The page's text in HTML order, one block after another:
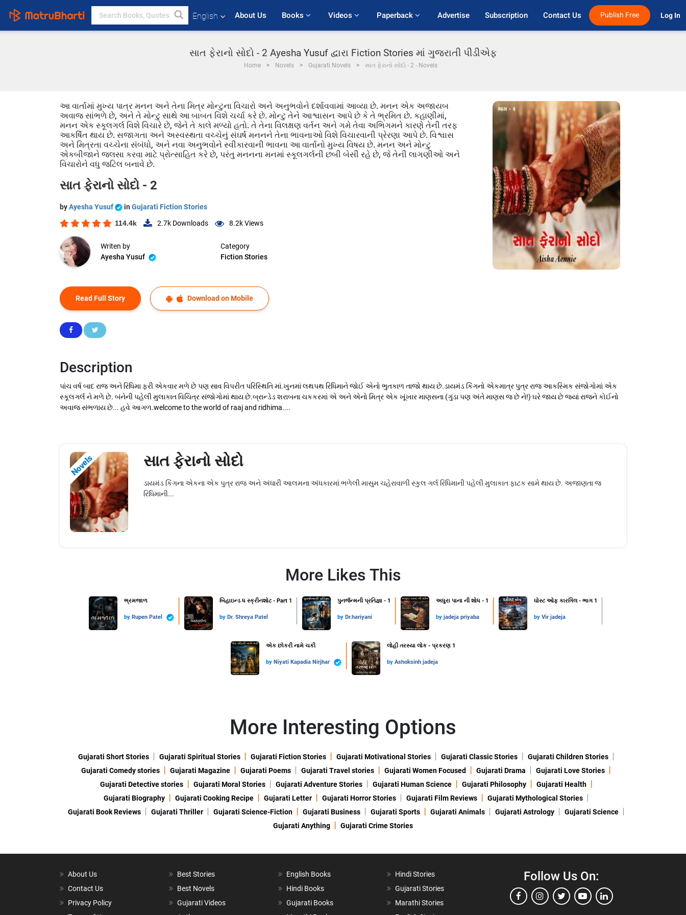
English About Us Books Videos Paperback Advertise Subscription Contact Us Publish Free Log In
સાત ફેરાનો સોદો - 2 Ayesha Yusuf દ્વારા Fiction Stories માં ગુજરાતી પીડીએફ
Home Novels Gujarati Novels સાત ફેરાનો સોદો - 2 - Novels
આ વાર્તામાં મુખ્ય પાત્ર મનન અને તેના મિત્ર મોન્ટુના વિચારો અને અનુભવોને દર્શાવવામાં આવ્યા છે. મનન એક અજાયબ
અવાજ સાંભળે છે, અને તે મોન્ટુ સાથે આ બાબત વિશે ચર્ચા કરે છે. મોન્ટુ તેને આશ્વાસન આપે છે કે તે ભ્રમિત છે. કહાણીમાં,
મનન એક સ્કૂલગર્લ વિશે વિચારે છે, જેને તે કાલે મળ્યો હતો. તે તેના વિલક્ષણ વર્તન અને ગમે તેવા અભિગમને કારણે તેની તરફ
આકર્ષિત થાય છે. સજાગતા અને અસ્વસ્થતા વચ્ચેનું સંઘર્ષ મનનને તેના ભાવનાઓ વિશે વિચારવાની પ્રેરણા આપે છે. વિશ્વાસ
અને મિત્રતા વચ્ચેના સંબંધો, અને નવા અનુભવોને સ્વીકારવાની ભાવના આ વાર્તાનો મુખ્ય વિષય છે. મનન અને મોન્ટુ
એકબીજાને જલસા કરવા માટે પ્રોત્સાહિત કરે છે, પરંતુ મનનના મનમાં સ્કૂલગર્લની છબી બેસી રહે છે, જે તેની લાગણીઓ અને
વિચારોને વધુ જટિલ બનાવે છે.
સાત ફેરાનો સોદો - 2
byAyesha Yusuf in Gujarati Fiction Stories
114.4k 2.7k Downloads 8.2kViews
Writen by
Ayesha Yusuf
Category
Fiction Stories
Read Full Story Download on Mobile
Description
પાંચ વર્ષ બાદ રાજ અને રિધિમા ફરી એકવાર મળે છે પણ સાવ વિપરીત પરિસ્થિતિ માં.ખુનમાં લથપથ રિધિમાને જોઈ એનો ભુતકાળ તાજો થાય છે.ડાયમંડ કિંગનો એકમાત્ર પુત્ર રાજ આકસ્મિક સંજોગોમાં એક
સ્કૂલગર્લ ને મળે છે. બંનેની પહેલી મુલાકાત વિચિત્ર સંજોગોમાં થાય છે.બ્રાન્ડેડ શરાબના ચકકરમાં એ અને એનો મિત્ર એક ખૂંખાર માણસના (ગુંડા પણ અંતે માણસ જ છે ને!) ઘરે જાય છે જયાં રાજને કોઈનો
અવાજ સંભળાય છે... હવે આગળ.welcome to the world of raaj and ridhima....
Novels સાત ફેરાનો સોદો
ડાયમંડ કિંગના એકના એક પુત્ર રાજ અને અંધારી આલમના અંધકારમાં ભળેલી માસુમ ચહેરાવાળી સ્કુલ ગર્લ રિધિમાની પહેલી મુલાકાત ફાટક સામે થાય છે. અજાણતા જ
રિધિમાની...
More Likes This
ભ્રમજાળ
by Rupen Patel
બિહાઇન્ડ ધ સ્ક્રીનશોટ - Part 1
by Dr. Shreya Patel
પુનર્જન્મની પ્રતિજ્ઞા - 1
by Dr.hariyani
અધુરા પાના ની શોધ - 1
by jadeja priyaba
ઘોસ્ટ ઓફ કારગિલ - ભાગ 1
by Vir jadeja
એક છોકરી નામે ચકી
by Niyati Kapadia Nirjhar
લોહી તરસ્યા લોક - પ્રકરણ 1
by Ashoksinh jadeja
More Interesting Options
Gujarati Short Stories Gujarati Spiritual Stories Gujarati Fiction Stories Gujarati Motivational Stories Gujarati Classic Stories
Gujarati Children Stories
Gujarati Comedy stories
Gujarati Magazine Gujarati Poems Gujarati Travel stories Gujarati Women Focused Gujarati Drama
Gujarati Love Stories
Gujarati Detective stories
Gujarati Moral Stories Gujarati Adventure Stories Gujarati Human Science Gujarati Philosophy
Gujarati Health
Gujarati Biography
Gujarati Cooking Recipe Gujarati Letter Gujarati Horror Stories Gujarati Film Reviews
Gujarati Mythological Stories
Gujarati Book Reviews
Gujarati Thriller Gujarati Science-Fiction Gujarati Business Gujarati Sports Gujarati Animals Gujarati Astrology
Gujarati Science
Gujarati Anything
Gujarati Crime Stories
About Us
Contact Us
Privacy Policy
Best Stories
Best Novels
Gujarati Videos
English Books
Hindi Books
Gujarati Books
Hindi Stories
Gujarati Stories
Marathi Stories
Follow Us On: